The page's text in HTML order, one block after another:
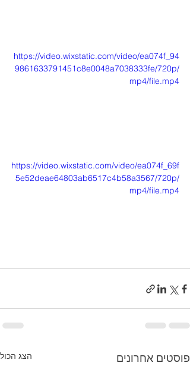
https://video.wixstatic.com/video/ea074f_94
9861633791451c8e0048a7038333fe/720p/
mp4/file.mp4
https://video.wixstatic.com/video/ea074f_69f
5e52deae64803ab6517c4b58a3567/720p/
mp4/file.mp4
פוסטים אחרונים הצג הכול